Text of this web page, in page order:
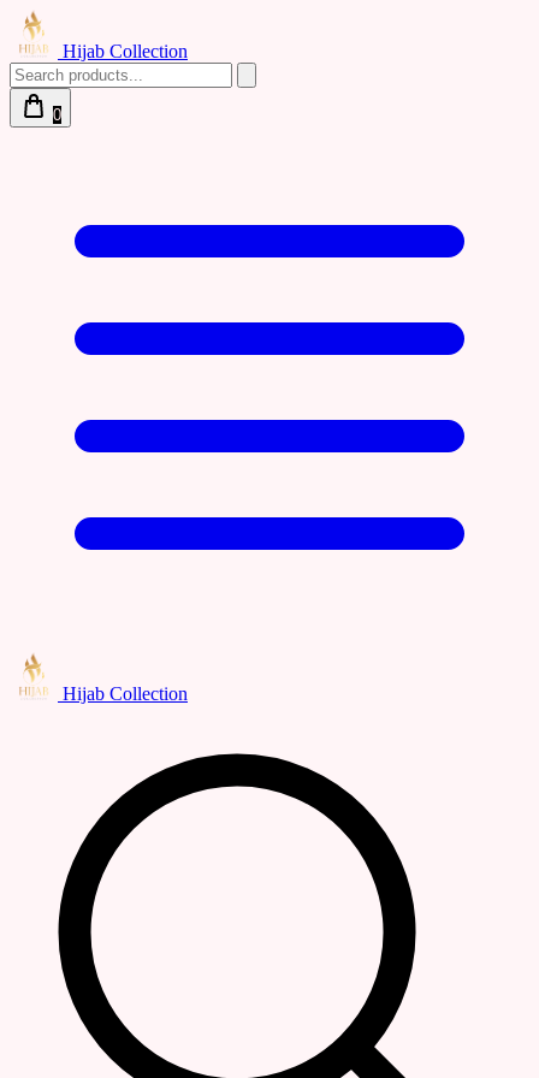
Hijab Collection
0
Hijab Collection